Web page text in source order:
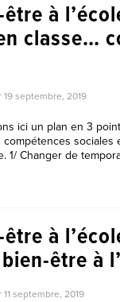
à
classe…
19 septembre, 2019
ici un plan en 3
sociales
1/ Changer de
à
être à
11 septembre, 2019